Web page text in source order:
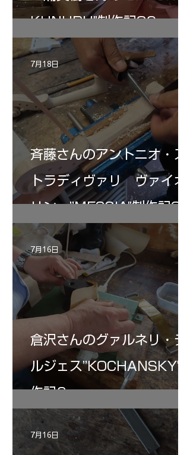
KUNUPU"制作記30
斉藤さんのアントニオ・ス
トラディヴァリ ヴァイオ
リン ”MESSIA"制作記32
7月18日
倉沢さんのグァルネリ・デ
ルジェス”KOCHANSKY"制
作記6
7月16日
7月16日